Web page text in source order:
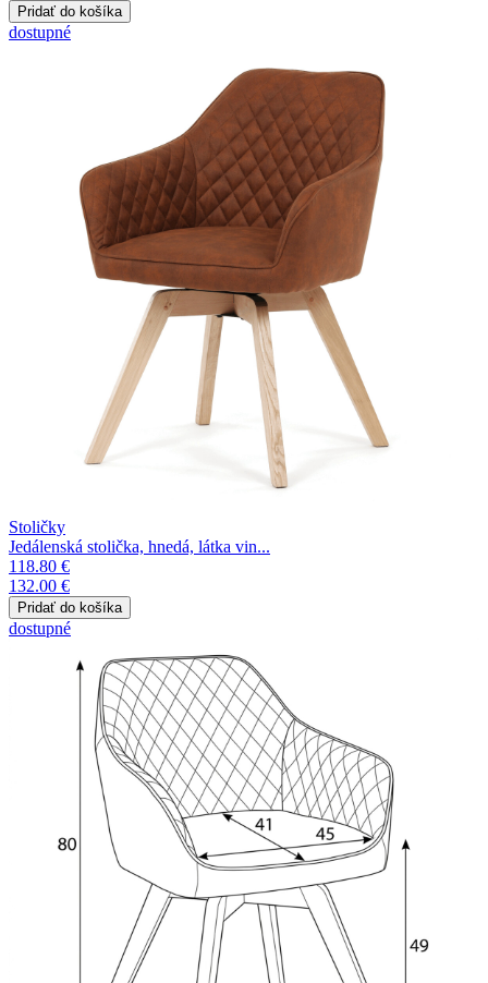
dostupné
Stoličky
Jedálenská stolička, hnedá, látka vin...
118.80 €
132.00 €
dostupné